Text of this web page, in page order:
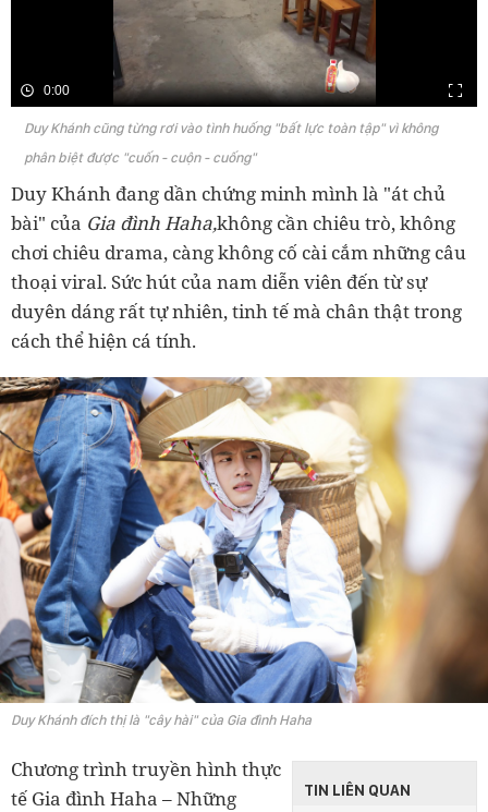
0:00
Duy Khánh cũng từng rơi vào tình huống "bất lực toàn tập" vì không
phân biệt được "cuốn - cuộn - cuống"
Duy Khánh đang dần chứng minh mình là "át chủ
bài" của Gia đình Haha,không cần chiêu trò, không
chơi chiêu drama, càng không cố cài cắm những câu
thoại viral. Sức hút của nam diễn viên đến từ sự
duyên dáng rất tự nhiên, tinh tế mà chân thật trong
cách thể hiện cá tính.
Duy Khánh đích thị là "cây hài" của Gia đình Haha
TIN LIÊN QUAN
Chương trình truyền hình thực
tế Gia đình Haha – Những